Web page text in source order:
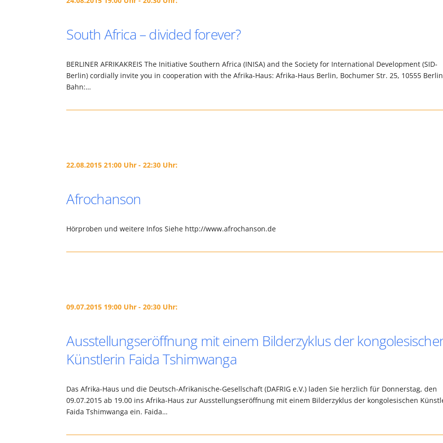
South Africa – divided forever?
BERLINER AFRIKAKREIS The Initiative Southern Africa (INISA) and the Society for International Development (SID-
Berlin) cordially invite you in cooperation with the Afrika-Haus: Afrika-Haus Berlin, Bochumer Str. 25, 10555
Bahn:…
22.08.2015 21:00 Uhr - 22:30 Uhr:
Afrochanson
Hörproben und weitere Infos Siehe http://www.afrochanson.de
09.07.2015 19:00 Uhr - 20:30 Uhr:
Ausstellungseröffnung mit einem Bilderzyklus der
Künstlerin Faida Tshimwanga
Das Afrika-Haus und die Deutsch-Afrikanische-Gesellschaft (DAFRIG e.V.) laden Sie herzlich für Donnerstag, den
09.07.2015 ab 19.00 ins Afrika-Haus zur Ausstellungseröffnung mit einem Bilderzyklus der kongolesischen
Faida Tshimwanga ein. Faida…